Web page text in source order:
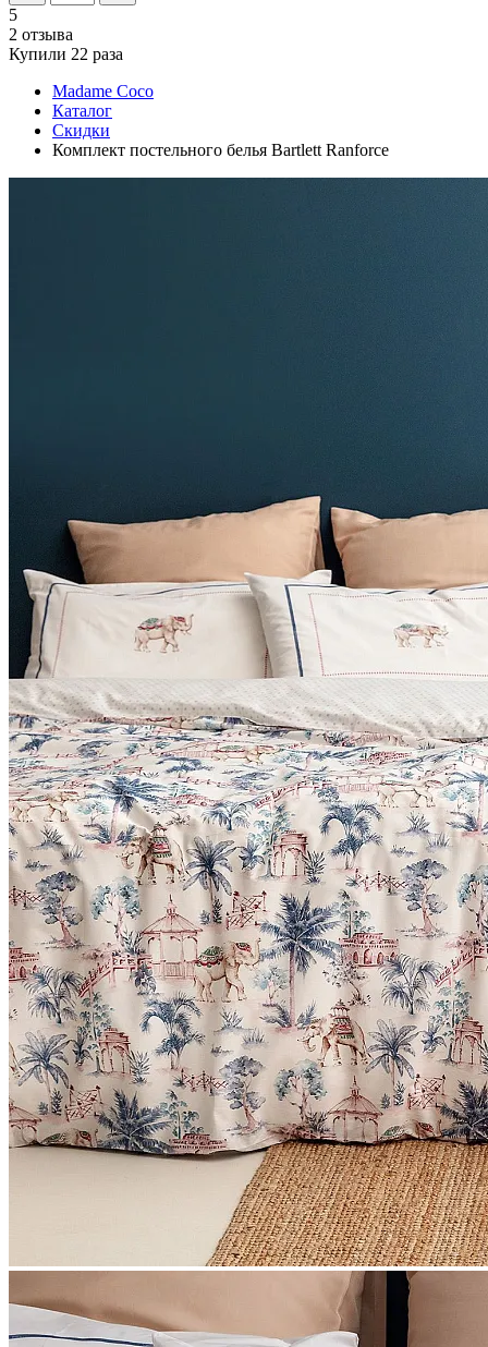
5
2 отзыва
Купили 22 раза
Madame Coco
Каталог
Скидки
Комплект постельного белья Bartlett Ranforce